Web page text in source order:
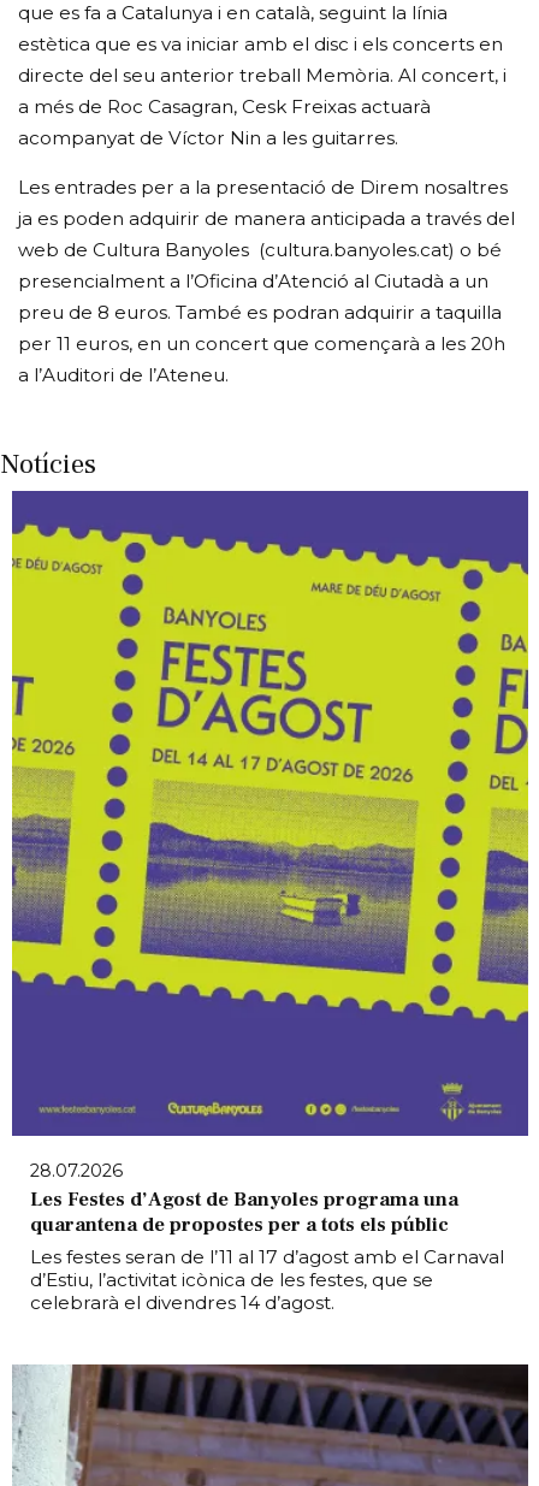
que es fa a Catalunya i en català, seguint la línia
estètica que es va iniciar amb el disc i els concerts en
directe del seu anterior treball Memòria. Al concert, i
a més de Roc Casagran, Cesk Freixas actuarà
acompanyat de Víctor Nin a les guitarres.
Les entrades per a la presentació de Direm nosaltres
ja es poden adquirir de manera anticipada a través del
web de Cultura Banyoles (cultura.banyoles.cat) o bé
presencialment a l’Oficina d’Atenció al Ciutadà a un
preu de 8 euros. També es podran adquirir a taquilla
per 11 euros, en un concert que començarà a les 20h
a l’Auditori de l’Ateneu.
Notícies
28.07.2026
Les Festes d’Agost de Banyoles programa una
quarantena de propostes per a tots els públic
Les festes seran de l’11 al 17 d’agost amb el Carnaval
d’Estiu, l’activitat icònica de les festes, que se
celebrarà el divendres 14 d’agost.